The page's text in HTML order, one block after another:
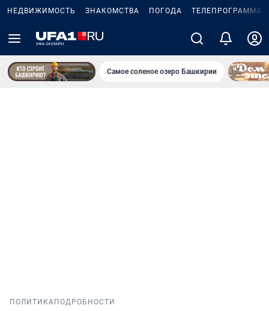
НЕДВИЖИМОСТЬ ЗНАКОМСТВА ПОГОДА ТЕЛЕПРОГРАММА
Самое соленое озеро Башкирии
ПОЛИТИКА ПОДРОБНОСТИ